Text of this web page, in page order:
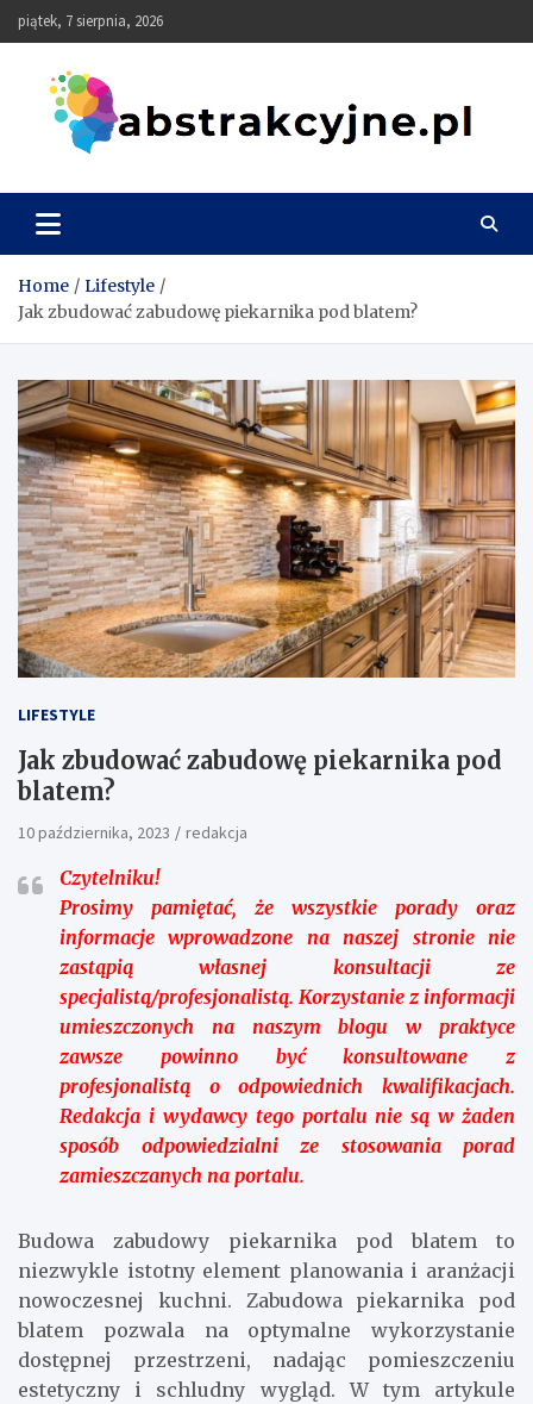
Skip
to
piątek, 7 sierpnia, 2026
Abstrakcyjne
Home
Lifestyle
Jak zbudować zabudowę piekarnika pod blatem?
LIFESTYLE
Jak zbudować zabudowę piekarnika pod
blatem?
10 października, 2023 redakcja
Czytelniku!
Prosimy pamiętać, że wszystkie porady oraz
informacje wprowadzone na naszej stronie nie
zastąpią własnej konsultacji ze
specjalistą/profesjonalistą. Korzystanie z informacji
umieszczonych na naszym blogu w praktyce
zawsze powinno być konsultowane z
profesjonalistą o odpowiednich kwalifikacjach.
Redakcja i wydawcy tego portalu nie są w żaden
sposób odpowiedzialni ze stosowania porad
zamieszczanych na portalu.
Budowa zabudowy piekarnika pod blatem to
niezwykle istotny element planowania i aranżacji
nowoczesnej kuchni. Zabudowa piekarnika pod
blatem pozwala na optymalne wykorzystanie
dostępnej przestrzeni, nadając pomieszczeniu
estetyczny i schludny wygląd. W tym artykule